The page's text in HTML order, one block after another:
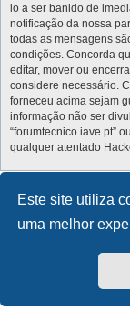
Este site utiliza
uma melhor
lo a ser banido de
notificação da nossa
todas as mensagens
condições. Concorda
editar, mover ou
considere necessário.
forneceu acima sejam
informação não ser
“forumtecnico.iave.pt”
qualquer atentado
Índice do Fórum